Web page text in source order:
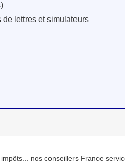
lettres et simulateurs
nos conseillers France